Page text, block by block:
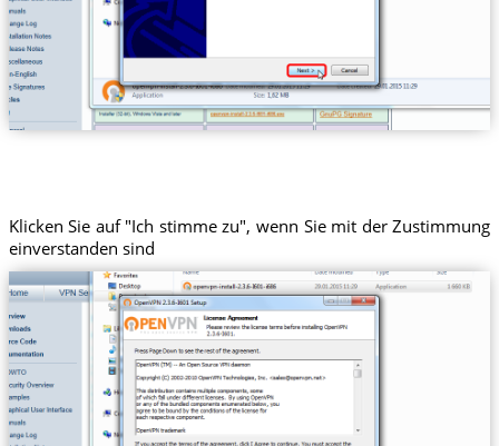
Klicken Sie auf "Ich stimme zu", wenn Sie mit der Zustimmung
einverstanden sind